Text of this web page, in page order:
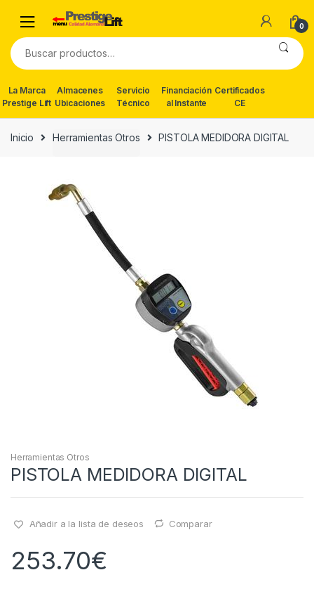
navigation
content
0
Buscar
por:
La Marca
Prestige Lift
Almacenes
Ubicaciones
Servicio
Técnico
Financiación
al Instante
Certificados
CE
Inicio Herramientas Otros PISTOLA MEDIDORA DIGITAL
Herramientas Otros
PISTOLA MEDIDORA DIGITAL
Añadir a la lista de deseos Comparar
253.70€